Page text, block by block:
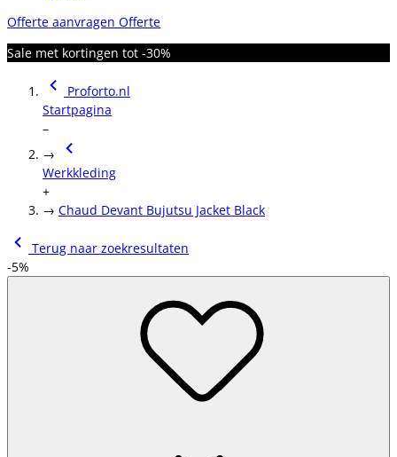
Offerte aanvragen Offerte
Sale met kortingen tot -30%
Proforto.nl
Startpagina
–
→
Werkkleding
+
→ Chaud Devant Bujutsu Jacket Black
Terug naar zoekresultaten
-5%